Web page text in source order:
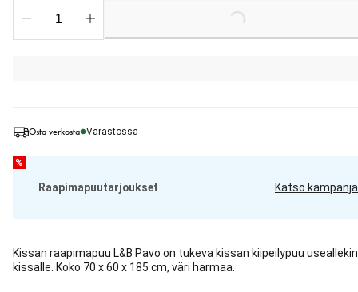
Osta verkosta Varastossa
%
Raapimapuutarjoukset Katso kampanja
Kissan raapimapuu L&B Pavo on tukeva kissan kiipeilypuu useallekin
kissalle. Koko 70 x 60 x 185 cm, väri harmaa.
Loading...